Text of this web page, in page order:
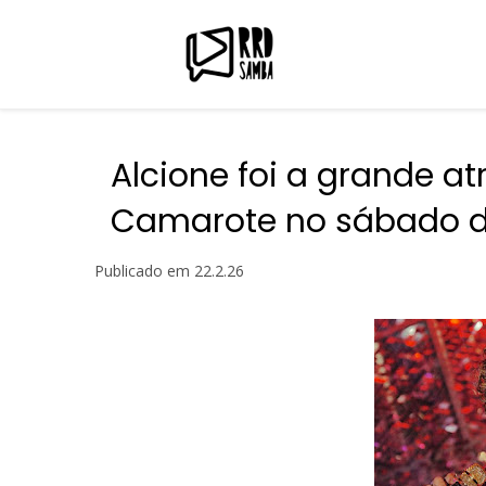
Alcione foi a grande
Camarote no sábado
Publicado em 22.2.26